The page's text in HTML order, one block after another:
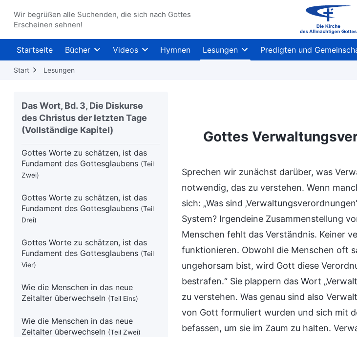
Wir begrüßen alle Suchenden, die sich nach Gottes
Erscheinen sehnen!
Startseite Bücher Videos Hymnen Lesungen Predigten und
Start Lesungen
Das Wort, Bd. 3, Die Diskurse
des Christus der letzten Tage
(Vollständige Kapitel)
Um seine Pflicht gut zu erfüllen, ist
es überaus wichtig, die Wahrheit zu
verstehen(Teil Zwei)
Um seine Pflicht gut zu erfüllen, ist
es überaus wichtig, die Wahrheit zu
Gottes Worte zu schätzen, ist das
Fundament des Gottesglaubens(Teil
Eins)
Gottes Worte zu schätzen, ist das
Fundament des Gottesglaubens (Teil
Zwei)
Gottes Worte zu schätzen, ist das
Fundament des Gottesglaubens (Teil
Drei)
Gottes Worte zu schätzen, ist das
Fundament des Gottesglaubens (Teil
Vier)
Wie die Menschen in das neue
Zeitalter überwechseln (Teil Eins)
Wie die Menschen in das neue
Zeitalter überwechseln (Teil Zwei)
Gottes
Sprechen wir zunächst darüber, was
notwendig, das zu verstehen. Wenn
sich: „Was sind
System? Irgendeine Zusammenstellung
Menschen fehlt das Verständnis. Keiner
funktionieren. Obwohl die Menschen oft
ungehorsam bist, wird Gott diese
bestrafen.“ Sie plappern das Wort
zu verstehen. Was genau sind also
von Gott formuliert wurden und sich mit
befassen, um sie im Zaum zu halten.